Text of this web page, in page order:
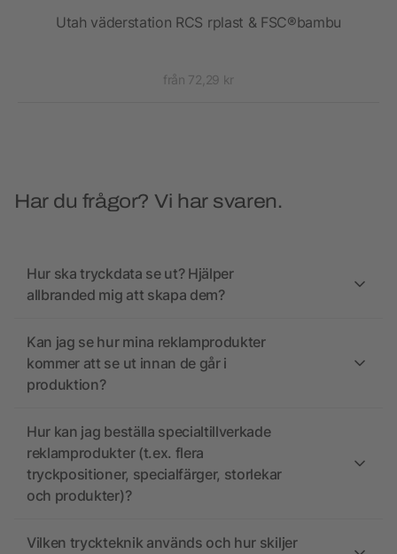
Utah väderstation RCS rplast & FSC®bambu
från 72,29 kr
Har du frågor? Vi har svaren.
Hur ska tryckdata se ut? Hjälper
allbranded mig att skapa dem?
Kan jag se hur mina reklamprodukter
kommer att se ut innan de går i
produktion?
Hur kan jag beställa specialtillverkade
reklamprodukter (t.ex. flera
tryckpositioner, specialfärger, storlekar
och produkter)?
Vilken tryckteknik används och hur skiljer